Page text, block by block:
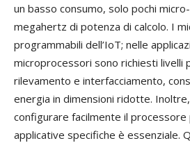
un basso consumo, solo pochi
megahertz di potenza di calcolo. I
programmabili dell’IoT; nelle
microprocessori sono richiesti livelli
rilevamento e interfacciamento,
energia in dimensioni ridotte.
configurare facilmente il
applicative specifiche è essenziale.